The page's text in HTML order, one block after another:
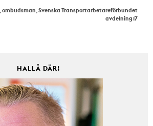
ombudsman, Svenska Transportarbetareförbundet
avdelning 17
HALLÅ DÄR!